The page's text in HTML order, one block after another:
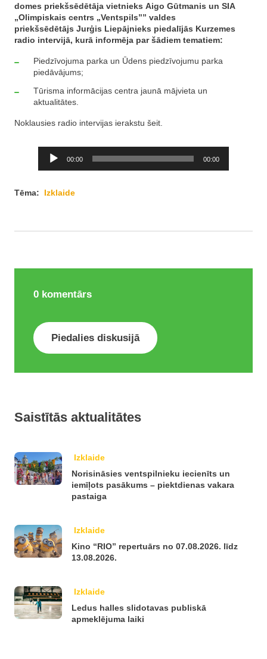
domes priekšsēdētāja vietnieks Aigo Gūtmanis un SIA
„Olimpiskais centrs „Ventspils”” valdes
priekšsēdētājs Jurģis Liepājnieks piedalījās Kurzemes
radio intervijā, kurā informēja par šādiem tematiem:
Piedzīvojuma parka un Ūdens piedzīvojumu parka
piedāvājums;
Tūrisma informācijas centra jaunā mājvieta un
aktualitātes.
Noklausies radio intervijas ierakstu šeit.
Audio
Player
00:00 00:00
Tēma: Izklaide
0 komentārs
Piedalies diskusijā
Saistītās aktualitātes
Izklaide
Norisināsies ventspilnieku iecienīts un
iemīļots pasākums – piektdienas vakara
pastaiga
Izklaide
Kino “RIO” repertuārs no 07.08.2026. līdz
13.08.2026.
Izklaide
Ledus halles slidotavas publiskā
apmeklējuma laiki